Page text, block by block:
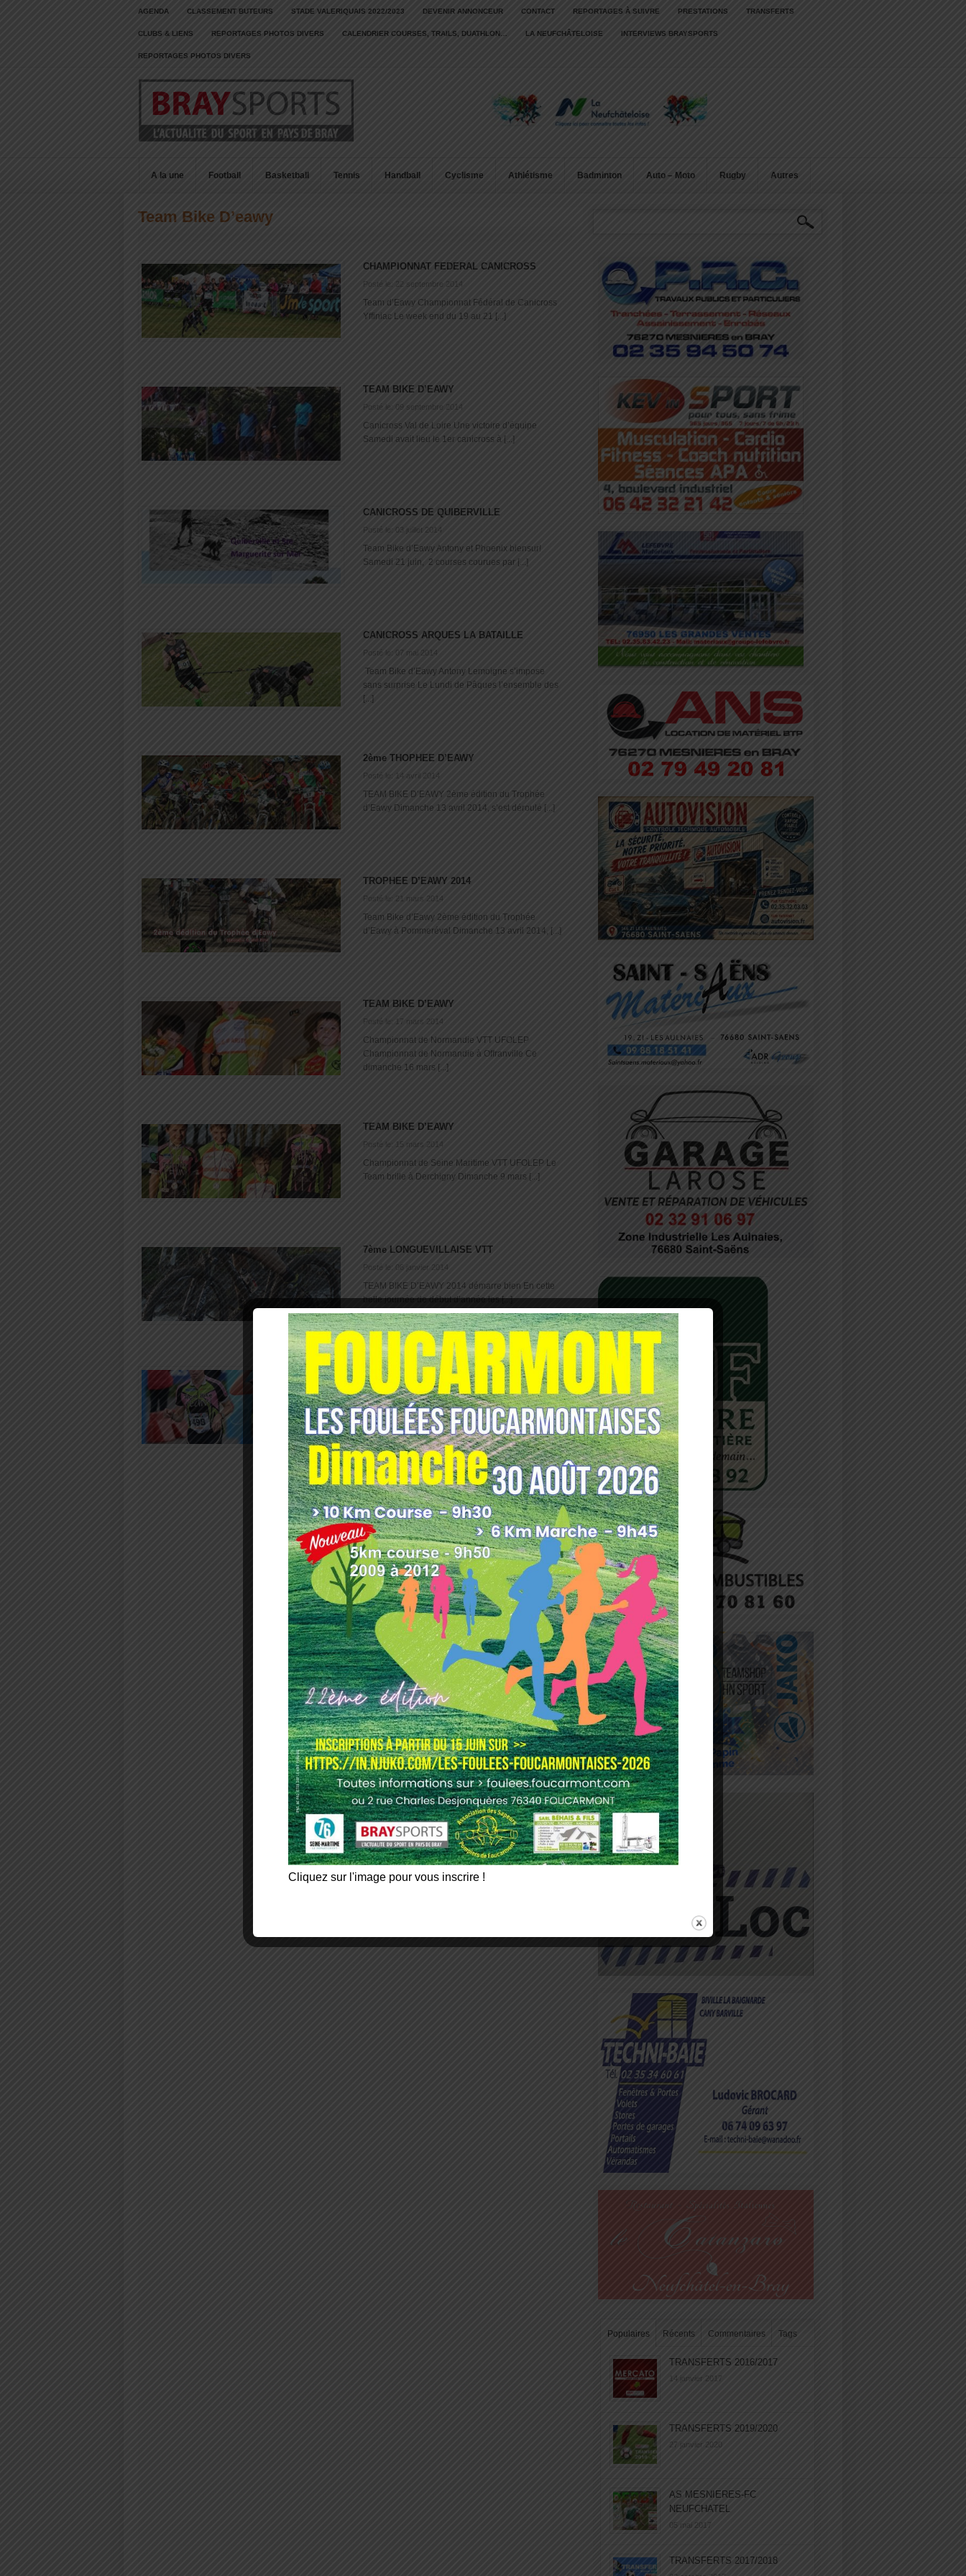
AGENDA CLASSEMENT BUTEURS STADE VALERIQUAIS 2022/2023 DEVENIR ANNONCEUR CONTACT REPORTAGES À SUIVRE PRESTATIONS TRANSFERTS
CLUBS & LIENS REPORTAGES PHOTOS DIVERS CALENDRIER COURSES, TRAILS, DUATHLON… LA NEUFCHÂTELOISE INTERVIEWS BRAYSPORTS
REPORTAGES PHOTOS DIVERS
A la une Football Basketball Tennis Handball Cyclisme Athlétisme Badminton Auto – Moto Rugby Autres
Team Bike D’eawy
CHAMPIONNAT FEDERAL CANICROSS
Posté le: 22 septembre 2014
Team d’Eawy Championnat Fédéral de Canicross
Yffiniac Le week end du 19 au 21 [...]
TEAM BIKE D’EAWY
Posté le: 09 septembre 2014
Canicross Val de Loire Une victoire d’équipe
Samedi avait lieu le 1er canicross à [...]
CANICROSS DE QUIBERVILLE
Posté le: 03 juillet 2014
Team Bike d’Eawy Antony et Phoenix biensur!
Samedi 21 juin, 2 courses courues par [...]
CANICROSS ARQUES LA BATAILLE
Posté le: 07 mai 2014
Team Bike d’Eawy Antony Lemoigne s’impose
sans surprise Le Lundi de Pâques l’ensemble des
[...]
2ème THOPHEE D’EAWY
Posté le: 14 avril 2014
TEAM BIKE D’EAWY 2ème édition du Trophée
d’Eawy Dimanche 13 avril 2014, s’est déroulé [...]
TROPHEE D’EAWY 2014
Posté le: 21 mars 2014
Team Bike d’Eawy 2ème édition du Trophée
d’Eawy à Pommeréval Dimanche 13 avril 2014, [...]
TEAM BIKE D’EAWY
Posté le: 17 mars 2014
Championnat de Normandie VTT UFOLEP
Championnat de Normandie à Offranville Ce
dimanche 16 mars [...]
TEAM BIKE D’EAWY
Posté le: 15 mars 2014
Championnat de Seine Maritime VTT UFOLEP Le
Team brille à Derchigny Dimanche 9 mars [...]
7ème LONGUEVILLAISE VTT
Posté le: 06 janvier 2014
TEAM BIKE D’EAWY 2014 démarre bien En cette
belle journée de début d’année les [...]
TEAM BIKE D’EAWY
Posté le: 26 octobre 2013
Marathon Seine Eure 4h13 pour Michael
Dimanche 20 octobre 2013 a eu lieu le 9ème [...]
1 2 3
Populaires Récents Commentaires Tags
TRANSFERTS 2016/2017
14 janvier 2017
TRANSFERTS 2019/2020
27 janvier 2020
AS MESNIERES-FC
NEUFCHATEL
05 mai 2017
TRANSFERTS 2017/2018
Cliquez sur l'image pour vous inscrire !